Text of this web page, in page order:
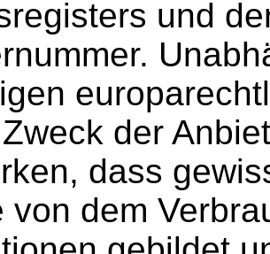
und
der
dass
von dem